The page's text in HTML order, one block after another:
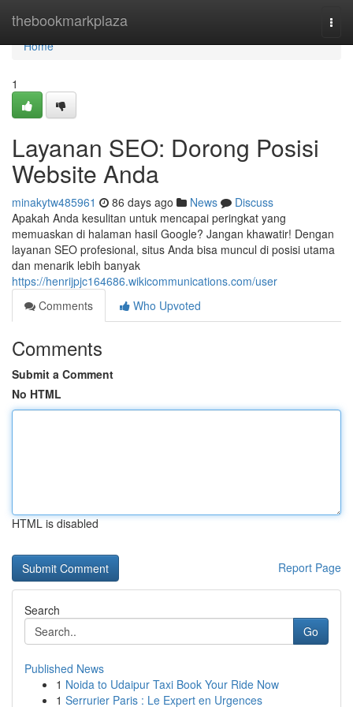
thebookmarkplaza
Home
Home
1
Layanan SEO: Dorong Posisi
Website Anda
minakytw485961 86 days ago News
Discuss
Apakah Anda kesulitan untuk mencapai peringkat yang
memuaskan di halaman hasil Google? Jangan khawatir! Dengan
layanan SEO profesional, situs Anda bisa muncul di posisi utama
dan menarik lebih banyak
https://henrijpjc164686.wikicommunications.com/user
Comments
Who Upvoted
Comments
Submit a Comment
No HTML
HTML is disabled
Report Page
Search
Go
Published News
1 Noida to Udaipur Taxi Book Your Ride Now
1 Serrurier Paris : Le Expert en Urgences